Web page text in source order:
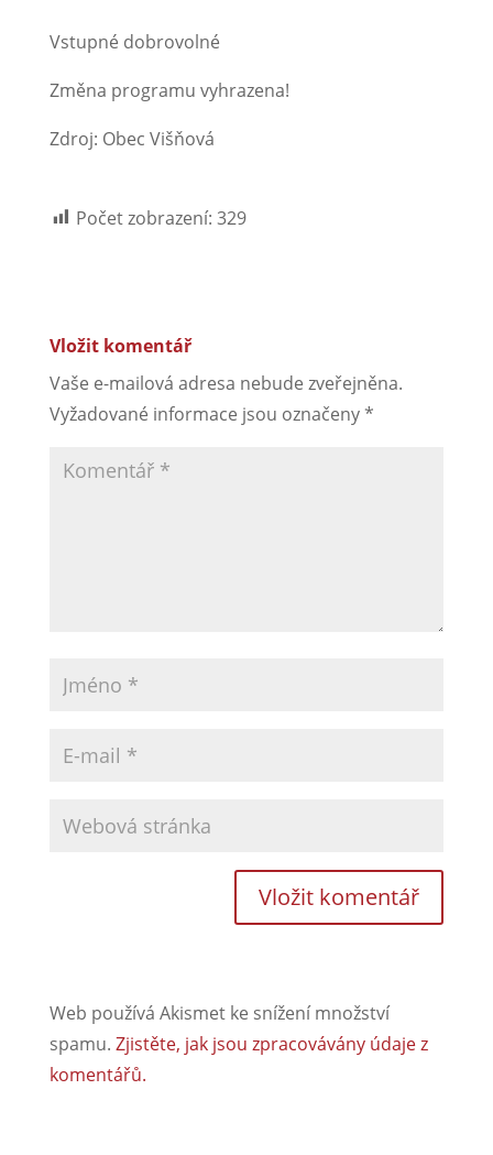
Vstupné dobrovolné
Změna programu vyhrazena!
Zdroj: Obec Višňová
Počet zobrazení: 329
Vložit komentář
Vaše e-mailová adresa nebude zveřejněna.
Vyžadované informace jsou označeny*
Web používá Akismet ke snížení množství
spamu. Zjistěte, jak jsou zpracovávány údaje z
komentářů.